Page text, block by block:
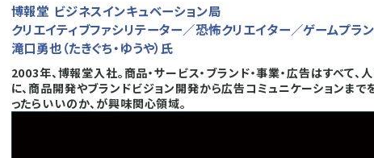
博報堂 ビジネスインキュベーション局
クリエイティブファシリテーター／恐怖クリエイター／ゲームプラ
滝口勇也（たきぐち・ゆうや）氏
2003年、博報堂入社。商品・サービス・ブランド・事業・広告はすべて
に、商品開発やブランドビジョン開発から広告コミュニケーションま
ったらいいのか、が興味関心領域。